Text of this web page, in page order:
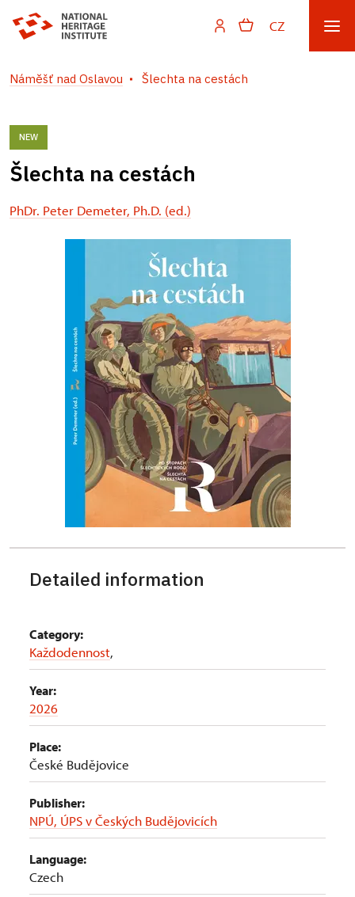
CZ
Náměšť nad Oslavou Šlechta na cestách
NEW
Šlechta na cestách
PhDr. Peter Demeter, Ph.D. (ed.)
Detailed information
Category:
Každodennost,
Year:
2026
Place:
České Budějovice
Publisher:
NPÚ, ÚPS v Českých Budějovicích
Language:
Czech